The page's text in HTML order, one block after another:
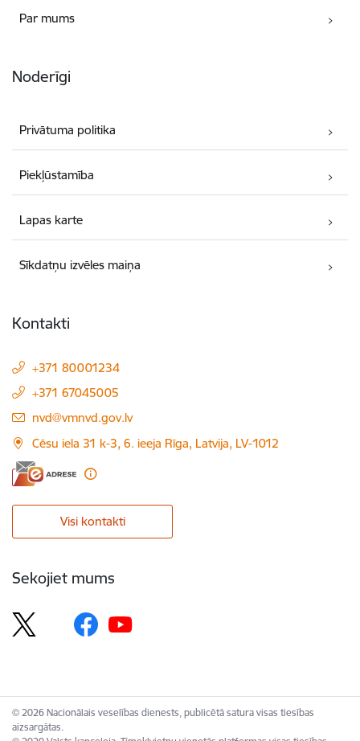
Par mums
Noderīgi
Privātuma politika
Piekļūstamība
Lapas karte
Sīkdatņu izvēles maiņa
Kontakti
+371 80001234
+371 67045005
E-pasts:
nvd@vmnvd.gov.lv
Cēsu iela 31 k-3, 6. ieeja Rīga, Latvija, LV-1012
Visi kontakti
Sekojiet mums
© 2026 Nacionālais veselības dienests, publicētā satura visas tiesības
aizsargātas.